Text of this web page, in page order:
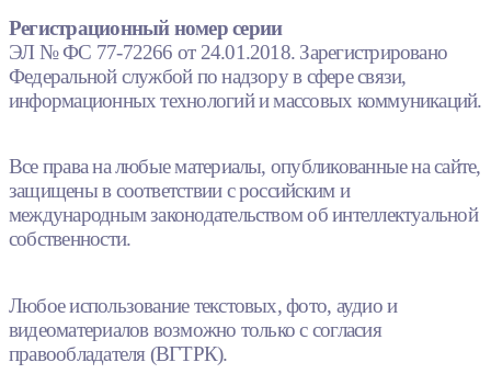
Регистрационный номер серии
ЭЛ № ФС 77-72266 от 24.01.2018. Зарегистрировано
Федеральной службой по надзору в сфере связи,
информационных технологий и массовых коммуникаций.
Все права на любые материалы, опубликованные на сайте,
защищены в соответствии с российским и
международным законодательством об интеллектуальной
собственности.
Любое использование текстовых, фото, аудио и
видеоматериалов возможно только с согласия
правообладателя (ВГТРК).